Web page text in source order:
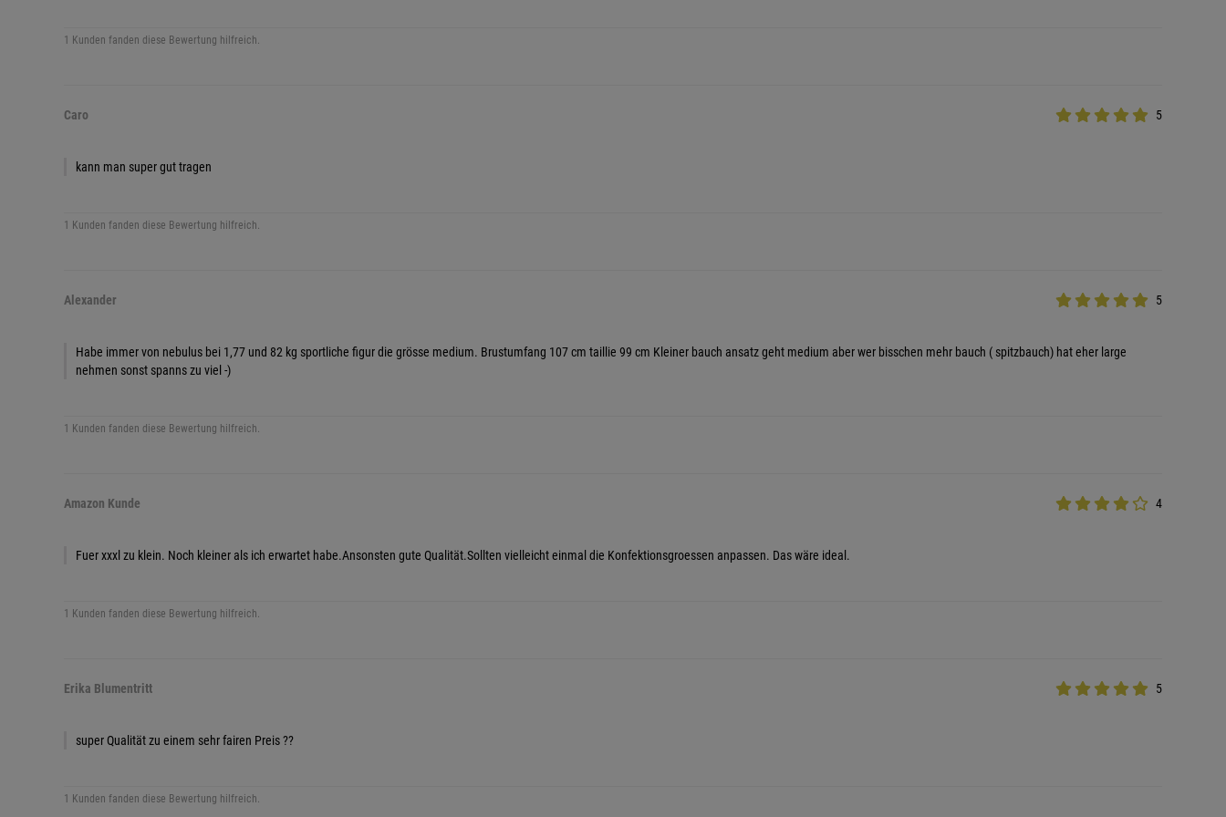
1 Kunden fanden diese Bewertung hilfreich.
Caro 5
kann man super gut tragen
1 Kunden fanden diese Bewertung hilfreich.
Alexander 5
Habe immer von nebulus bei 1,77 und 82 kg sportliche figur die grösse medium. Brustumfang 107 cm taillie 99 cm Kleiner bauch ansatz geht medium aber wer bisschen mehr bauch ( spitzbauch) hat eher large
nehmen sonst spanns zu viel -)
1 Kunden fanden diese Bewertung hilfreich.
Amazon Kunde 4
Fuer xxxl zu klein. Noch kleiner als ich erwartet habe.Ansonsten gute Qualität.Sollten vielleicht einmal die Konfektionsgroessen anpassen. Das wäre ideal.
1 Kunden fanden diese Bewertung hilfreich.
Erika Blumentritt 5
super Qualität zu einem sehr fairen Preis ??
1 Kunden fanden diese Bewertung hilfreich.